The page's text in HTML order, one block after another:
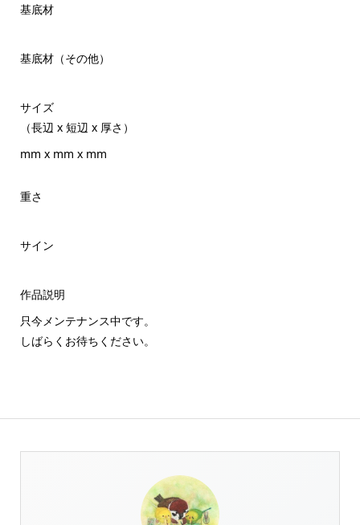
基底材
基底材（その他）
サイズ
（長辺 x 短辺 x 厚さ）
mm x mm x mm
重さ
サイン
作品説明
只今メンテナンス中です。
しばらくお待ちください。